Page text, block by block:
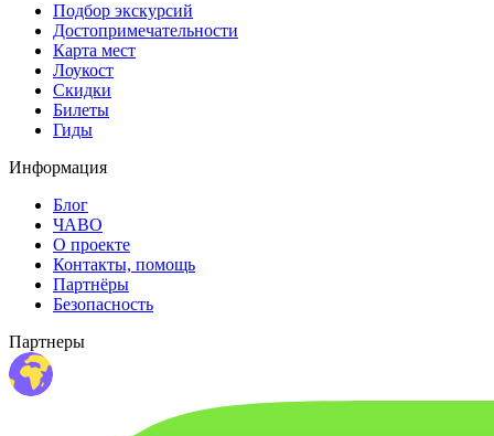
Подбор экскурсий
Достопримечательности
Карта мест
Лоукост
Скидки
Билеты
Гиды
Информация
Блог
ЧАВО
О проекте
Контакты, помощь
Партнёры
Безопасность
Партнеры